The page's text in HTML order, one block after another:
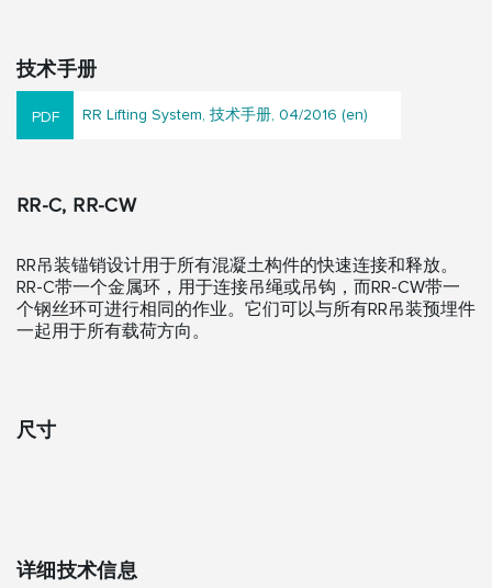
技术手册
RR Lifting System, 技术手册, 04/2016 (en)
RR-C, RR-CW
RR吊装锚销设计用于所有混凝土构件的快速连接和释放。
RR-C带一个金属环，用于连接吊绳或吊钩，而RR-CW带一
个钢丝环可进行相同的作业。它们可以与所有RR吊装预埋件
一起用于所有载荷方向。
尺寸
详细技术信息